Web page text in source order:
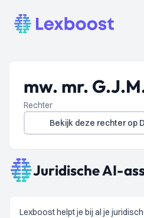
Lexboost
mw. mr.
Rechter
Bekijk deze rechter op
Juridische AI-
Lexboost helpt je bij al je